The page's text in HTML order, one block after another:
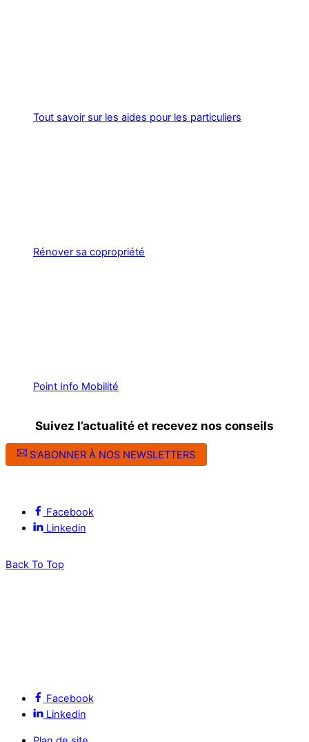
Tout savoir sur les aides pour les particuliers
Rénover sa copropriété
Point Info Mobilité
Suivez l’actualité et recevez nos conseils
S'ABONNER À NOS NEWSLETTERS
Facebook
Linkedin
Back To Top
Facebook
Linkedin